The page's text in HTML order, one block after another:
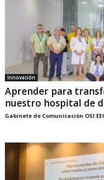
Innovación
Aprender para
nuestro hospital de
Gabinete de Comunicación OSI